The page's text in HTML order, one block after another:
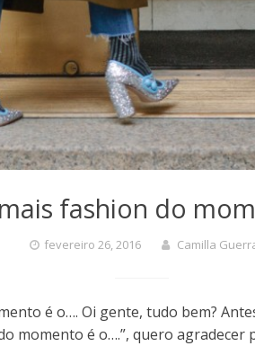
fashion do
fevereiro 26, 2016 Camilla
é o…. Oi gente, tudo bem?
momento é o….”, quero